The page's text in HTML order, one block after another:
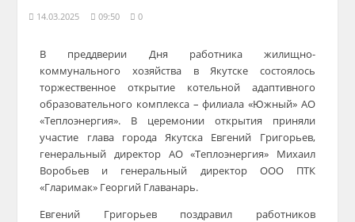
14.03.2025 09:50 0
В преддверии Дня работника жилищно-
коммунального хозяйства в Якутске состоялось
торжественное открытие котельной адаптивного
образовательного комплекса – филиала «Южный» АО
«Теплоэнергия». В церемонии открытия приняли
участие глава города Якутска Евгений Григорьев,
генеральный директор АО «Теплоэнергия» Михаил
Воробьев и генеральный директор ООО ПТК
«Гларимак» Георгий Главанарь.
Евгений Григорьев поздравил работников